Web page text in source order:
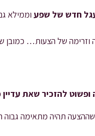
חדש של שפעוממילא
וזרימה של הצעות…
להזכיר שאת
שההצעה תהיה מתאימה גבוה